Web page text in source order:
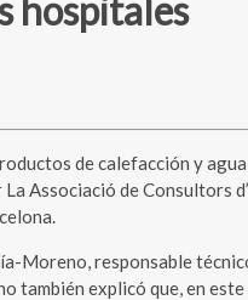
hospitales
de calefacción y
Associació de Consultors
Moreno, responsable
también explicó que, en